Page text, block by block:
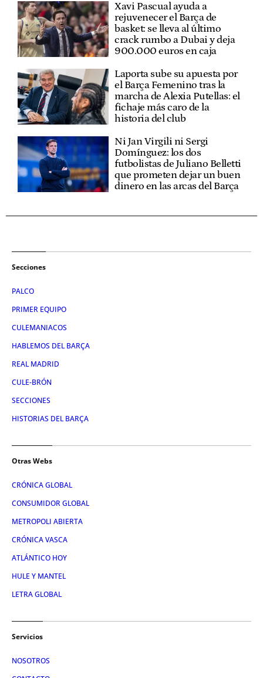
Xavi Pascual ayuda a
rejuvenecer el Barça de
basket: se lleva al último
crack rumbo a Dubai y deja
900.000 euros en caja
Laporta sube su apuesta por
el Barça Femenino tras la
marcha de Alexia Putellas: el
fichaje más caro de la
historia del club
Ni Jan Virgili ni Sergi
Domínguez: los dos
futbolistas de Juliano Belletti
que prometen dejar un buen
dinero en las arcas del Barça
Secciones
PALCO
PRIMER EQUIPO
CULEMANIACOS
HABLEMOS DEL BARÇA
REAL MADRID
CULE-BRÓN
SECCIONES
HISTORIAS DEL BARÇA
Otras Webs
CRÓNICA GLOBAL
CONSUMIDOR GLOBAL
METROPOLI ABIERTA
CRÓNICA VASCA
ATLÁNTICO HOY
HULE Y MANTEL
LETRA GLOBAL
Servicios
NOSOTROS